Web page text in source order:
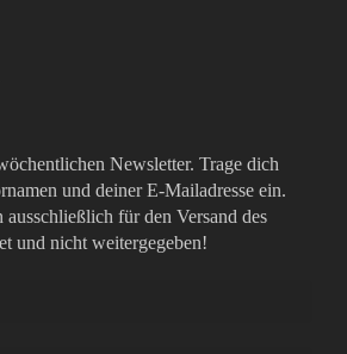
Newsletter. Trage dich
und deiner E-Mailadresse ein.
für den Versand des
und nicht weitergegeben!